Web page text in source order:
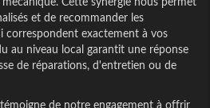
et de recommander les
correspondent exactement à vos
au niveau local garantit une réponse
de réparations, d'entretien ou de
de notre engagement à offrir